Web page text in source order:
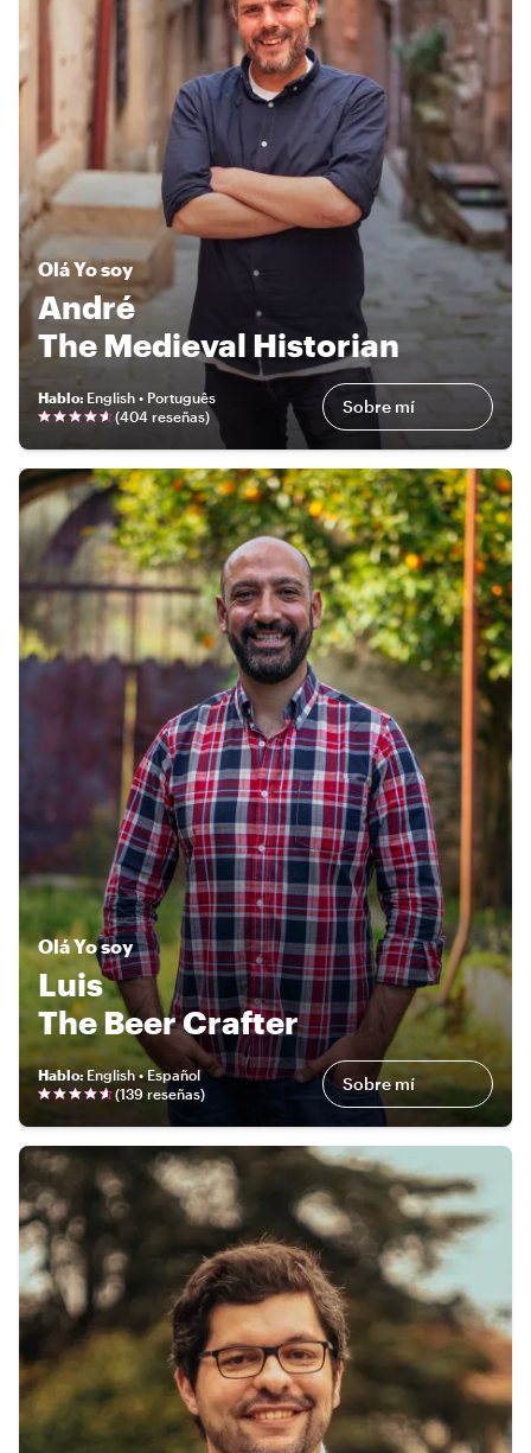
OláYo soy
André
The Medieval Historian
Hablo: English • Português
(404 reseñas) Sobre mí
OláYo soy
Luis
The Beer Crafter
Hablo:English • Español
(139 reseñas) Sobre mí